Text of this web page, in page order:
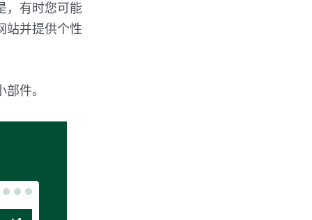
，有时您可能
站并提供个性
件。